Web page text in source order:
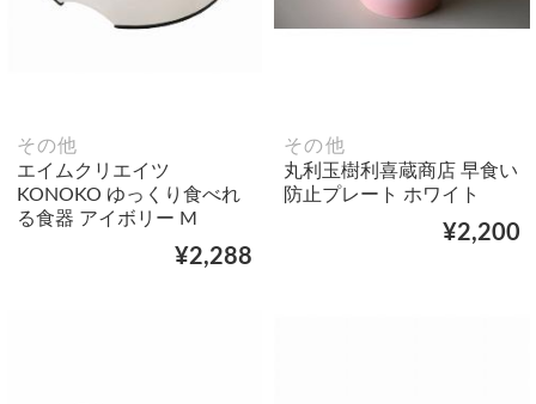
その他
エイムクリエイツ
KONOKO ゆっくり食べれ
る食器 アイボリー M
¥2,288
その他
丸利玉樹利喜蔵商店 早食い
防止プレート ホワイト
¥2,200